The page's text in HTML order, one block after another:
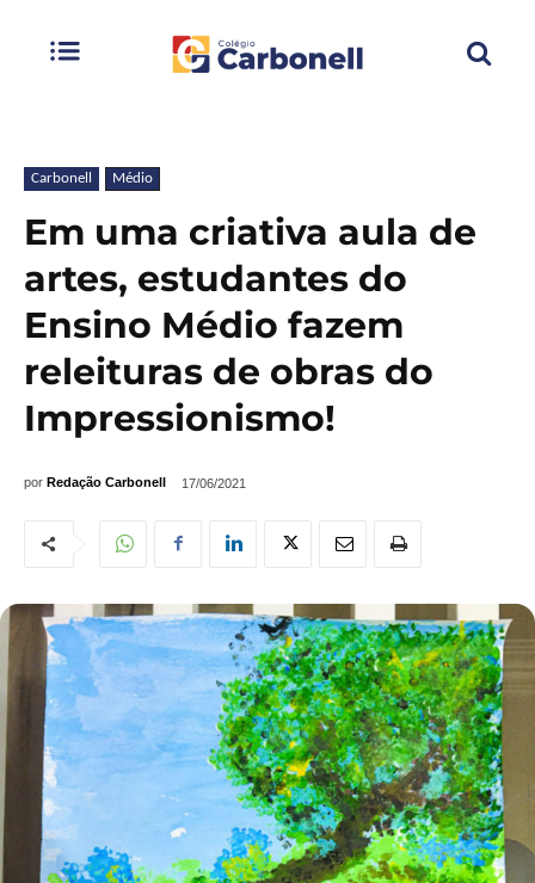
Carbonell Médio
Em uma criativa aula de
artes, estudantes do
Ensino Médio fazem
releituras de obras do
Impressionismo!
por Redação Carbonell 17/06/2021